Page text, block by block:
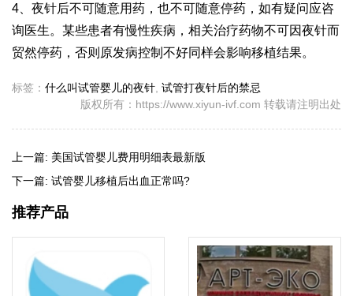
4、夜针后不可随意用药，也不可随意停药，如有疑问应咨
询医生。某些患者有慢性疾病，相关治疗药物不可因夜针而
贸然停药，否则原发病控制不好同样会影响移植结果。
标签： 什么叫试管婴儿的夜针 试管打夜针后的禁忌
版权所有：https://www.xiyun-ivf.com 转载请注明出处
上一篇: 美国试管婴儿费用明细表最新版
下一篇: 试管婴儿移植后出血正常吗?
推荐产品